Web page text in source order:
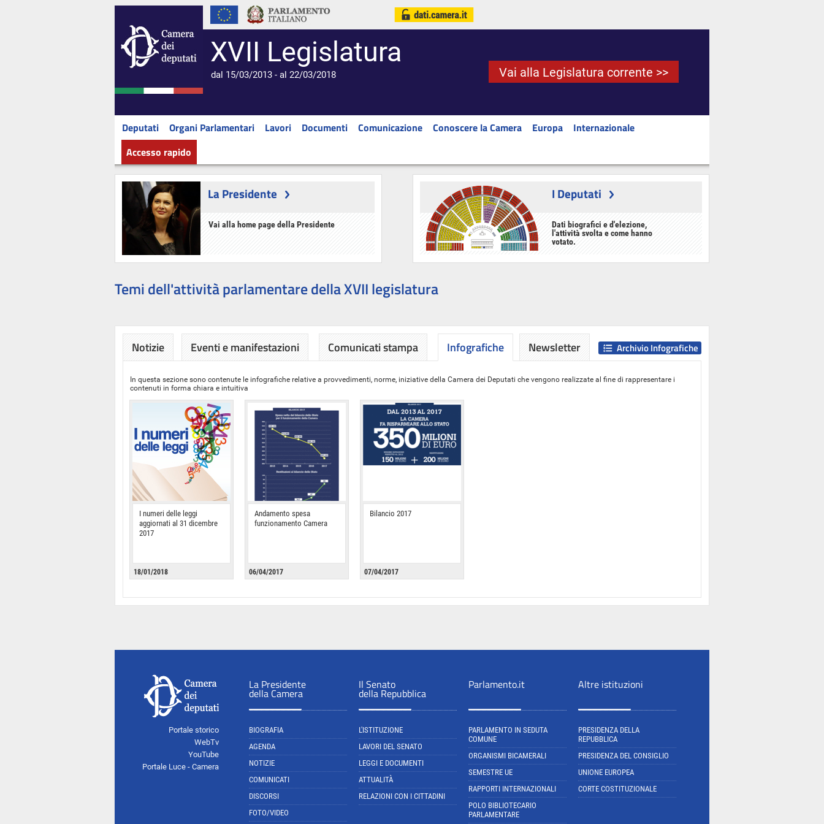
XVII Legislatura
dal 15/03/2013 - al 22/03/2018 Vai alla Legislatura corrente >>
Deputati Organi Parlamentari Lavori Documenti Comunicazione Conoscere la Camera Europa
Internazionale
Accesso rapido
La Presidente
Vai alla home page della Presidente
I Deputati
Dati biografici e d'elezione,
l'attività svolta e come hanno
votato.
Temi dell'attività parlamentare della XVII legislatura
Notizie Eventi e manifestazioni Comunicati stampa Infografiche
In questa sezione sono contenute le infografiche relative a provvedimenti, norme, iniziative della Camera dei Deputati che vengono realizzate al fine di rappresentare i
contenuti in forma chiara e intuitiva
I numeri delle leggi
aggiornati al 31 dicembre
2017
18/01/2018
Andamento spesa
funzionamento Camera
06/04/2017
Bilancio 2017
07/04/2017
Archivio Infografiche
Newsletter
Portale storico
WebTv
YouTube
Portale Luce - Camera
La Presidente
della Camera
BIOGRAFIA
AGENDA
NOTIZIE
COMUNICATI
DISCORSI
FOTO/VIDEO
Il Senato
della Repubblica
L'ISTITUZIONE
LAVORI DEL SENATO
LEGGI E DOCUMENTI
ATTUALITÀ
RELAZIONI CON I CITTADINI
Parlamento.it
PARLAMENTO IN SEDUTA
COMUNE
ORGANISMI BICAMERALI
SEMESTRE UE
RAPPORTI INTERNAZIONALI
POLO BIBLIOTECARIO
PARLAMENTARE
Altre istituzioni
PRESIDENZA DELLA
REPUBBLICA
PRESIDENZA DEL CONSIGLIO
UNIONE EUROPEA
CORTE COSTITUZIONALE